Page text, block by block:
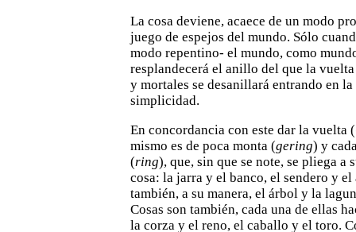
La cosa deviene, acaece de un modo
juego de espejos del mundo. Sólo
modo repentino- el mundo, como
resplandecerá el anillo del que la
y mortales se desanillará entrando en
simplicidad.
En concordancia con este dar la vuelta (
mismo es de poca monta (gering) y
(ring), que, sin que se note, se pliega a
cosa: la jarra y el banco, el sendero y el
también, a su manera, el árbol y la
Cosas son también, cada una de ellas
la corza y el reno, el caballo y el toro.